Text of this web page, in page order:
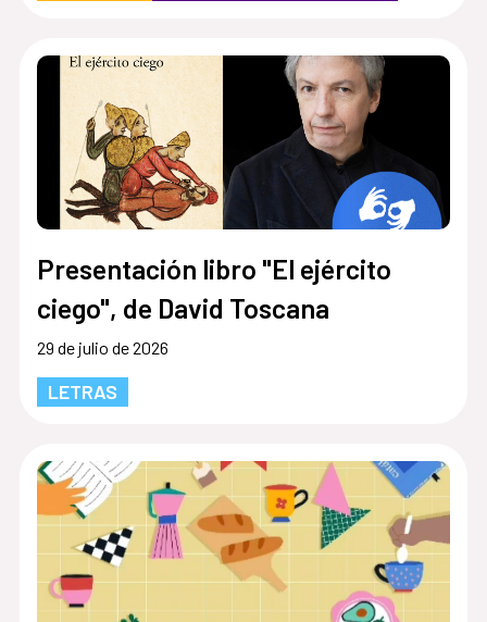
Presentación libro "El ejército
ciego", de David Toscana
29 de julio de 2026
LETRAS